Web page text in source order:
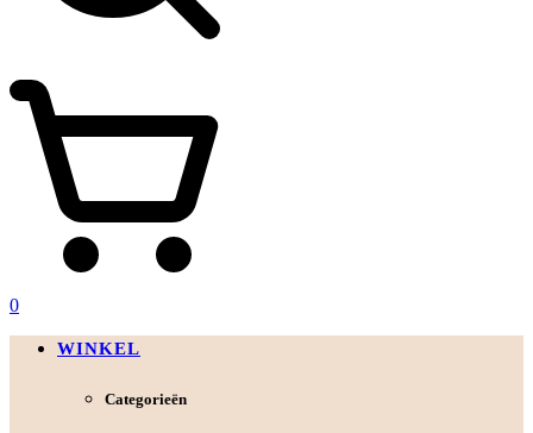
0
WINKEL
Categorieën